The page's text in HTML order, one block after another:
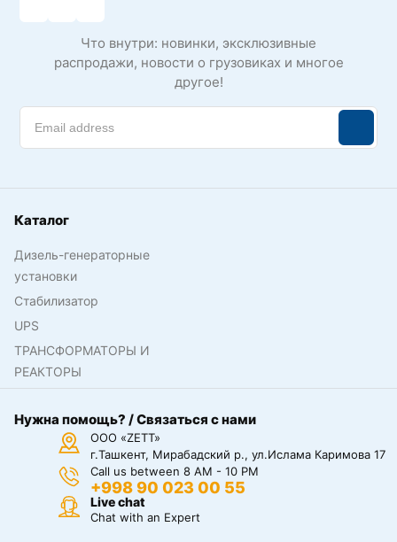
Что внутри: новинки, эксклюзивные
распродажи, новости о грузовиках и многое
другое!
Каталог
Дизель-генераторные
установки
Стабилизатор
UPS
ТРАНСФОРМАТОРЫ И
РЕАКТОРЫ
Нужна помощь? / Связаться с нами
ООО «ZETT»
г.Ташкент, Мирабадский р., ул.Ислама Каримова 17
Call us between 8 AM - 10 PM
+998 90 023 00 55
Live chat
Chat with an Expert